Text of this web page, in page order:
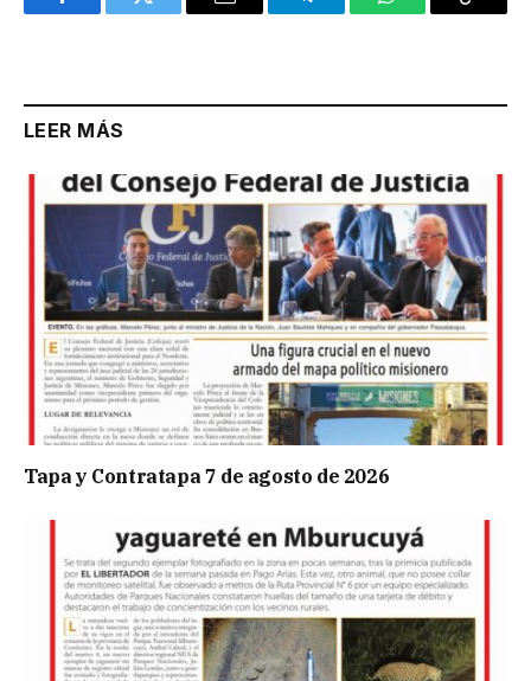
FacebookTwitter Email TelegramWhatsAppCopy
LEER MÁS
Tapa y Contratapa 7 de agosto de 2026